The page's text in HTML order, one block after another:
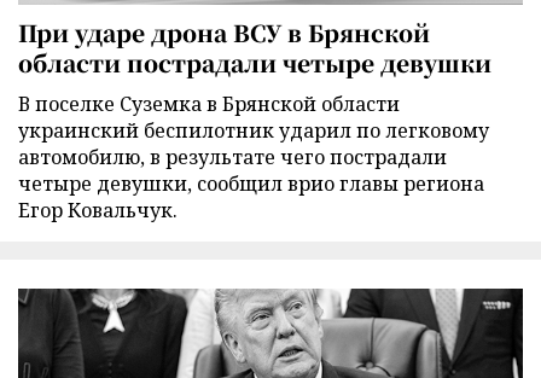
При ударе дрона ВСУ в Брянской
области пострадали четыре девушки
В поселке Суземка в Брянской области
украинский беспилотник ударил по легковому
автомобилю, в результате чего пострадали
четыре девушки, сообщил врио главы региона
Егор Ковальчук.